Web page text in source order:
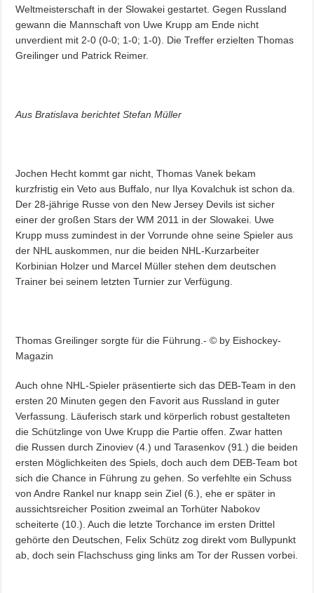
Weltmeisterschaft in der Slowakei gestartet. Gegen Russland
gewann die Mannschaft von Uwe Krupp am Ende nicht
unverdient mit 2-0 (0-0; 1-0; 1-0). Die Treffer erzielten Thomas
Greilinger und Patrick Reimer.
Aus Bratislava berichtet Stefan Müller
Jochen Hecht kommt gar nicht, Thomas Vanek bekam
kurzfristig ein Veto aus Buffalo, nur Ilya Kovalchuk ist schon da.
Der 28-jährige Russe von den New Jersey Devils ist sicher
einer der großen Stars der WM 2011 in der Slowakei. Uwe
Krupp muss zumindest in der Vorrunde ohne seine Spieler aus
der NHL auskommen, nur die beiden NHL-Kurzarbeiter
Korbinian Holzer und Marcel Müller stehen dem deutschen
Trainer bei seinem letzten Turnier zur Verfügung.
Thomas Greilinger sorgte für die Führung.- © by Eishockey-
Magazin
Auch ohne NHL-Spieler präsentierte sich das DEB-Team in den
ersten 20 Minuten gegen den Favorit aus Russland in guter
Verfassung. Läuferisch stark und körperlich robust gestalteten
die Schützlinge von Uwe Krupp die Partie offen. Zwar hatten
die Russen durch Zinoviev (4.) und Tarasenkov (91.) die beiden
ersten Möglichkeiten des Spiels, doch auch dem DEB-Team bot
sich die Chance in Führung zu gehen. So verfehlte ein Schuss
von Andre Rankel nur knapp sein Ziel (6.), ehe er später in
aussichtsreicher Position zweimal an Torhüter Nabokov
scheiterte (10.). Auch die letzte Torchance im ersten Drittel
gehörte den Deutschen, Felix Schütz zog direkt vom Bullypunkt
ab, doch sein Flachschuss ging links am Tor der Russen vorbei.